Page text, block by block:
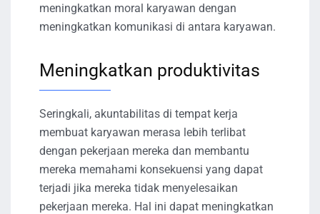
meningkatkan moral karyawan dengan
meningkatkan komunikasi di antara karyawan.
Meningkatkan produktivitas
Seringkali, akuntabilitas di tempat kerja
membuat karyawan merasa lebih terlibat
dengan pekerjaan mereka dan membantu
mereka memahami konsekuensi yang dapat
terjadi jika mereka tidak menyelesaikan
pekerjaan mereka. Hal ini dapat meningkatkan